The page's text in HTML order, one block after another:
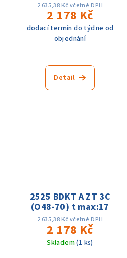
2 635,38 Kč včetně DPH
2 178 Kč
dodací termín do týdne od
objednání
Detail
2525 BDKT A ZT 3C
(O48-70) t max:17
2 635,38 Kč včetně DPH
2 178 Kč
Skladem(1 ks)